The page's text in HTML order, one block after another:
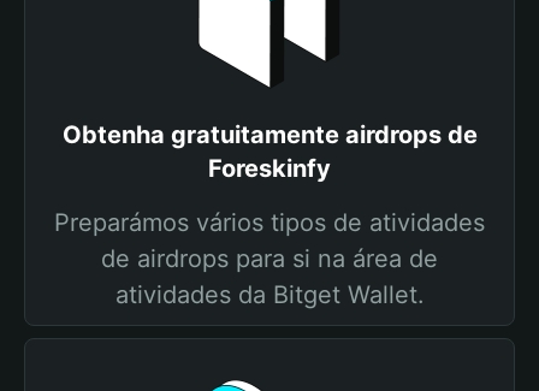
Obtenha gratuitamente airdrops de
Foreskinfy
Preparámos vários tipos de atividades
de airdrops para si na área de
atividades da Bitget Wallet.